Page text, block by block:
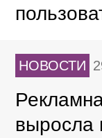
НОВОСТИ
выросла